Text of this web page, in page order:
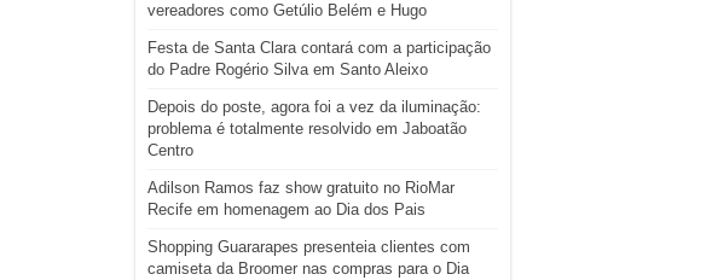
vereadores como Getúlio Belém e Hugo
Festa de Santa Clara contará com a participação
do Padre Rogério Silva em Santo Aleixo
Depois do poste, agora foi a vez da iluminação:
problema é totalmente resolvido em Jaboatão
Centro
Adilson Ramos faz show gratuito no RioMar
Recife em homenagem ao Dia dos Pais
Shopping Guararapes presenteia clientes com
camiseta da Broomer nas compras para o Dia